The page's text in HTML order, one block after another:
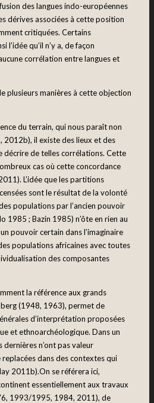
des langues indo-européennes
dérives associées à cette position
critiquées. Certains
l’idée qu’il n’y a, de façon
corrélation entre langues et
plusieurs manières à cette objection
du terrain, qui nous paraît non
2012b), il existe des lieux et des
décrire de telles corrélations. Cette
cas où cette concordance
L’idée que les partitions
sont le résultat de la volonté
populations par l’ancien pouvoir
1985 ; Bazin 1985) n’ôte en rien au
pouvoir certain dans l’imaginaire
populations africaines avec toutes
des composantes
la référence aux grands
(1948, 1963), permet de
d’interprétation proposées
et ethnoarchéologique. Dans un
n’ont pas valeur
dans des contextes qui
2011b).On se référera ici,
essentiellement aux travaux
1993/1995, 1984, 2011), de